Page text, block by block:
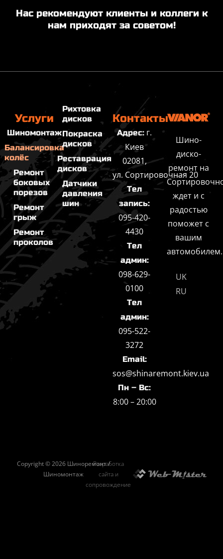
Нас рекомендуют клиенты и коллеги к
нам приходят за советом!
Шино-
диско-
ремонт на
ждет и с
радостью
поможет с
вашим
автомобилем.
UK
RU
Услуги
Шиномонтаж
Балансировка
колёс
Ремонт
боковых
порезов
Ремонт
грыж
Ремонт
проколов
Рихтовка
дисков
Покраска
дисков
Реставрация
дисков
Датчики
давления
шин
Контакты
Адрес: г.
Киев
02081,
ул. Сортировочная 20
Тел
запись:
095-420-
4430
Тел
админ:
098-629-
0100
Тел
админ:
095-522-
3272
Email:
sos@shinaremont.kiev.ua
Пн – Вс:
8:00 – 20:00
Copyright © 2026 Шиноремонт /
Шиномонтаж
Разработка
сайта и
сопровождение